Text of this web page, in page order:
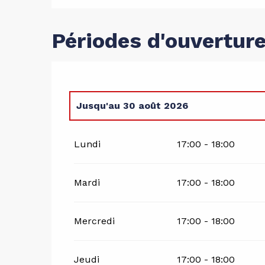
Périodes
Jusqu'au 30 août 2026
Lundi 17:00 - 18:00
Mardi 17:00 - 18:00
Mercredi 17:00 - 18:00
Jeudi 17:00 - 18:00